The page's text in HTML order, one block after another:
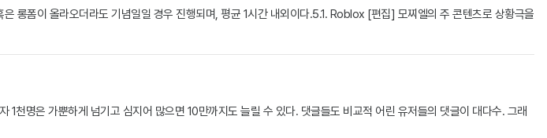
롱폼이 올라오더라도 기념일일 경우 진행되며, 평균 1시간 내외이다.5.1. Roblox [편집] 모찌엘의 주 콘텐츠로 상황극을
명은 가뿐하게 넘기고 심지어 많으면 10만까지도 늘릴 수 있다. 댓글들도 비교적 어린 유저들의 댓글이 대다수. 그래